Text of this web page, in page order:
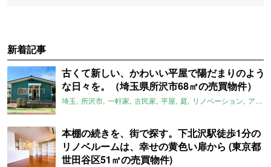
新着記事
古くて新しい、かわいい平屋で陽だまりのよう
な日々を。（埼玉県所沢市68㎡の売買物件）
埼玉 所沢市 一軒家 古民家 平屋 庭 リノベーション アメリカンハウス
本棚の続きを、街で探す。下北沢駅徒歩1分の
リノベルームは、幸せの黄色い扉から (東京都
世田谷区51㎡の売買物件)